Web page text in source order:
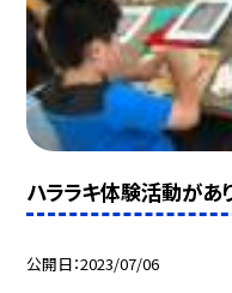
ハララキ体験活動があ
公開日 2023/07/06